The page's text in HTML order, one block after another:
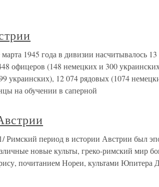
1945 года в дивизии насчитывалось 13
офицеров (148 немецких и 300
украинских), 12 074 рядовых (1074
на обучении в саперной
Римский период в истории Австрии был
новые культы, греко-римский мир
почитанием Нореи, культами Юпитера